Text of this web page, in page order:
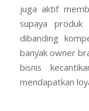
juga aktif
supaya
dibanding
banyak owner
bisnis
mendapatkan